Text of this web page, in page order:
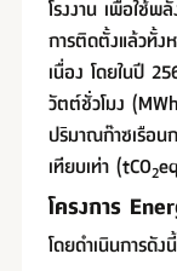
โรงงาน เพื่อใช้พ
การติดตั้งแล้วทั้ง
เนื่อง โดยในปี
วัตต์ชั่วโมง
ปริมาณก๊าซเรือน
เทียบเท่า (tCO2
โครงการ
โดยดำเนินการดังนี้